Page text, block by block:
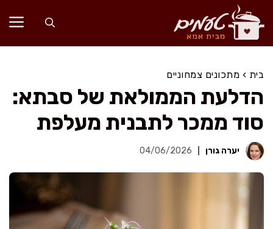
לדלג
לתוכן
בית › מתכונים צמחוניים
הדלעת הממולאת של סבתא:
סוד ממכר לתבנית מעלפת
יערה גורן 04/06/2026